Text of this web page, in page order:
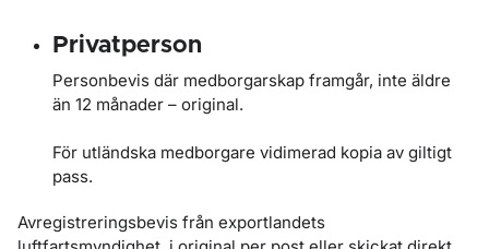
Privatperson
Personbevis där medborgarskap framgår, inte äldre
än 12 månader – original.
För utländska medborgare vidimerad kopia av giltigt
pass.
Avregistreringsbevis från exportlandets